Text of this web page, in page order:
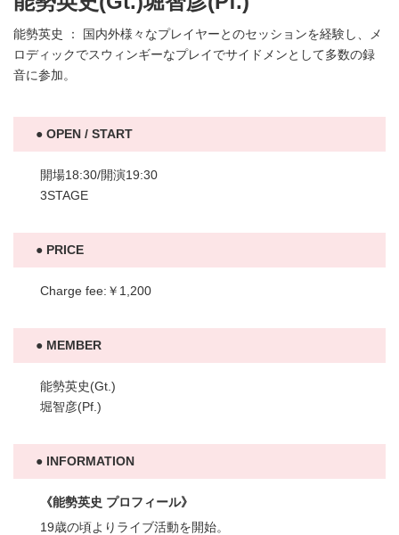
能勢英史 ： 国内外様々なプレイヤーとのセッションを経験し、メ
ロディックでスウィンギーなプレイでサイドメンとして多数の録
音に参加。
OPEN / START
開場18:30/開演19:30
3STAGE
PRICE
Charge fee:￥1,200
MEMBER
能勢英史(Gt.)
堀智彦(Pf.)
INFORMATION
《能勢英史 プロフィール》
19歳の頃よりライブ活動を開始。